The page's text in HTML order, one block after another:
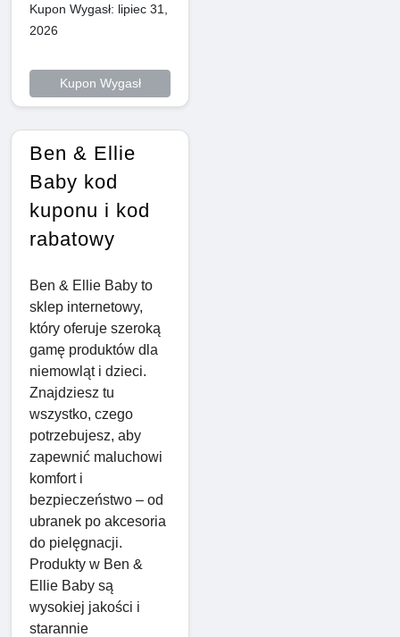
Kupon Wygasł: lipiec 31,
2026
Kupon Wygasł
Ben & Ellie
Baby kod
kuponu i kod
rabatowy
Ben & Ellie Baby to
sklep internetowy,
który oferuje szeroką
gamę produktów dla
niemowląt i dzieci.
Znajdziesz tu
wszystko, czego
potrzebujesz, aby
zapewnić maluchowi
komfort i
bezpieczeństwo – od
ubranek po akcesoria
do pielęgnacji.
Produkty w Ben &
Ellie Baby są
wysokiej jakości i
starannie